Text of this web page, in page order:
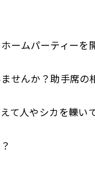
ームパーティーを
せんか？助手席の
て人やシカを轢い